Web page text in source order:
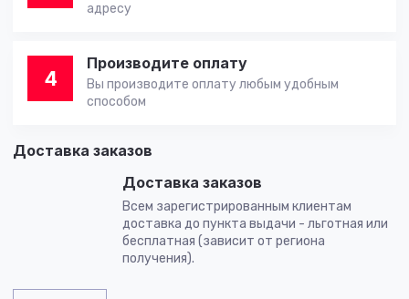
адресу
4
Производите оплату
Вы производите оплату любым удобным
способом
Доставка заказов
Доставка заказов
Всем зарегистрированным клиентам
доставка до пункта выдачи - льготная или
бесплатная (зависит от региона
получения).